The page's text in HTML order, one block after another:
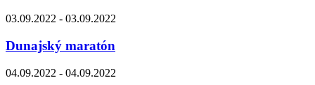
03.09.2022 - 03.09.2022
Dunajský maratón
04.09.2022 - 04.09.2022